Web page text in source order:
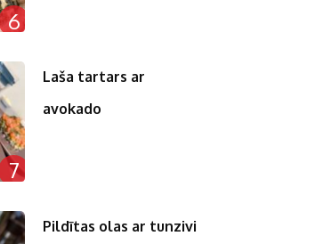
6
7
Laša tartars ar
avokado
Pildītas olas ar tunzivi